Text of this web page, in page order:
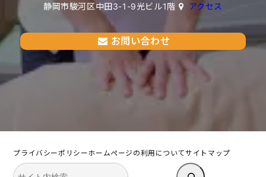
静岡市駿河区中田3-1-9光ビル1階
アクセス
お問い合わせ
プライバシーポリシーホームページの利用についてサイトマップ
検